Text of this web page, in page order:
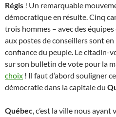
Régis ! Un remarquable
démocratique en résulte. Cinq
trois hommes – avec des
aux postes de conseillers sont
confiance du peuple. Le citadin-
sur son bulletin de vote pour la
choix ! Il faut d’abord souligner
démocratie dans la capitale du
Québec, c’est la ville nous ayant